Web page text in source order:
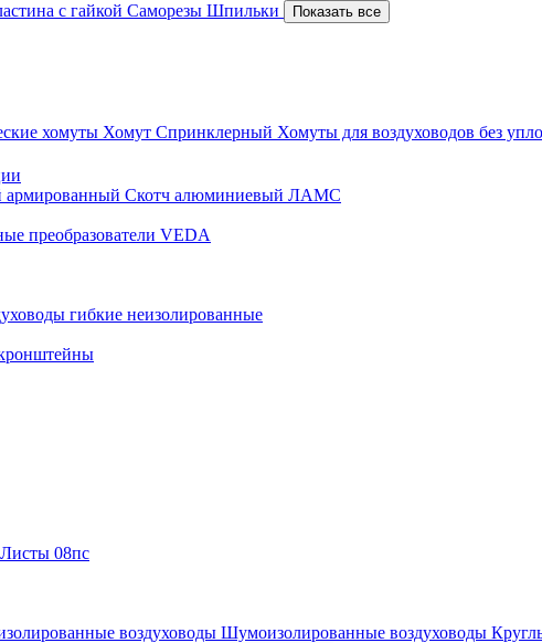
с гайкой Саморезы Шпильки Показать все
хомуты Хомут Спринклерный Хомуты для воздуховодов без
Скотч алюминиевый ЛАМС
преобразователи VEDA
гибкие неизолированные
Листы 08пс
воздуховоды Шумоизолированные воздуховоды